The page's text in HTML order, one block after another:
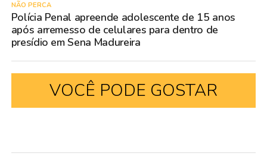
NÃO PERCA
Polícia Penal apreende adolescente de 15 anos
após arremesso de celulares para dentro de
presídio em Sena Madureira
VOCÊ PODE GOSTAR